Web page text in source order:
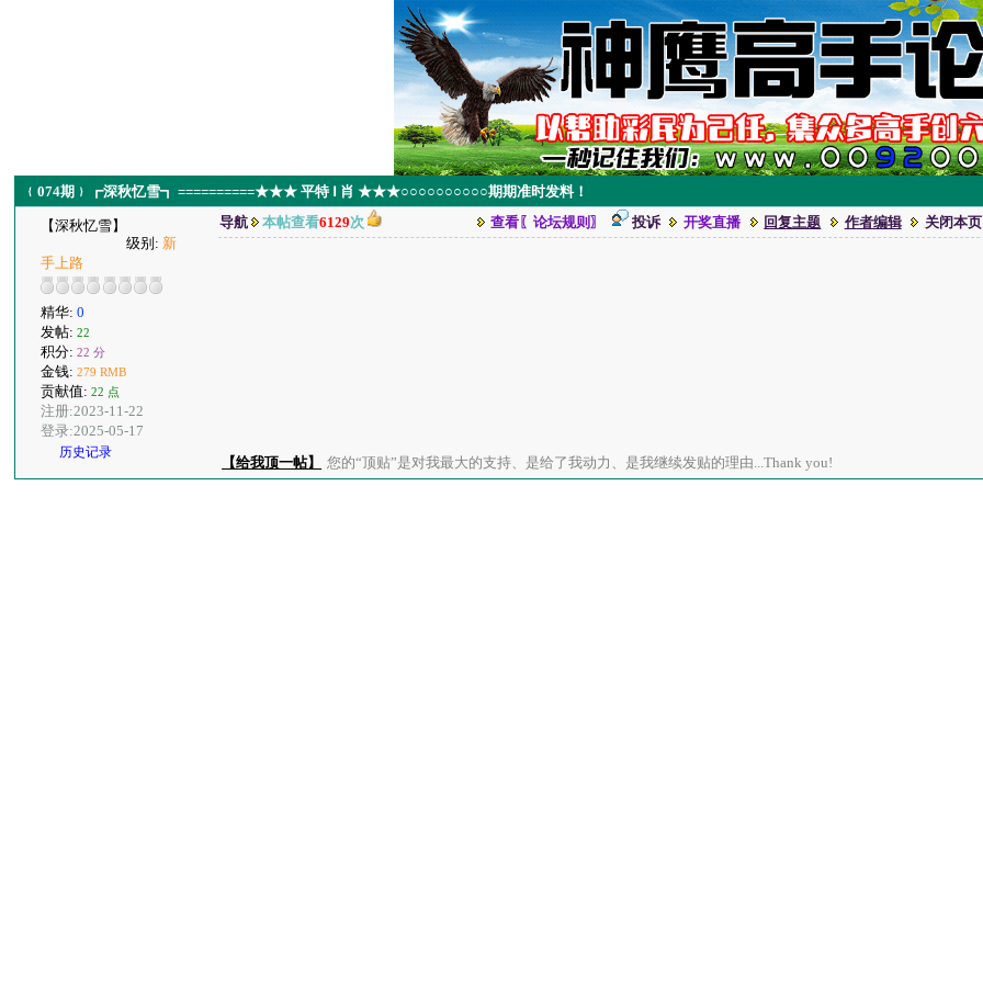
﹛074期﹜┏深秋忆雪┓ ==========★★★ 平特 Ⅰ 肖 ★★★○○○○○○○○○○期期准时发料！
【深秋忆雪】
级别: 新
手上路
精华:0
发帖:22
积分:22 分
金钱:279 RMB
贡献值:22 点
注册:2023-11-22
登录:2025-05-17
历史记录
导航 本帖查看6129次 查看〖论坛规则〗 投诉 开奖直播 回复主题 作者编辑 关闭本页
【给我顶一帖】 您的“顶贴”是对我最大的支持、是给了我动力、是我继续发贴的理由...Thank you!